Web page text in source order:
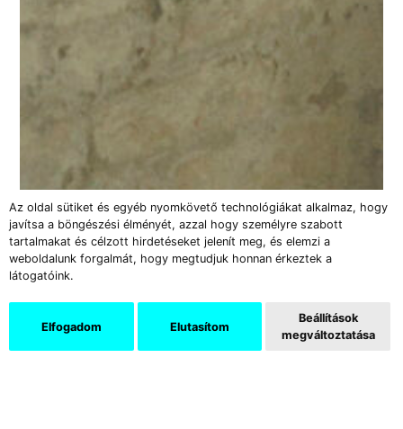
Az oldal sütiket és egyéb nyomkövető technológiákat alkalmaz, hogy
javítsa a böngészési élményét, azzal hogy személyre szabott
tartalmakat és célzott hirdetéseket jelenít meg, és elemzi a
weboldalunk forgalmát, hogy megtudjuk honnan érkeztek a
látogatóink.
Elfogadom Elutasítom
Beállítások
megváltoztatása